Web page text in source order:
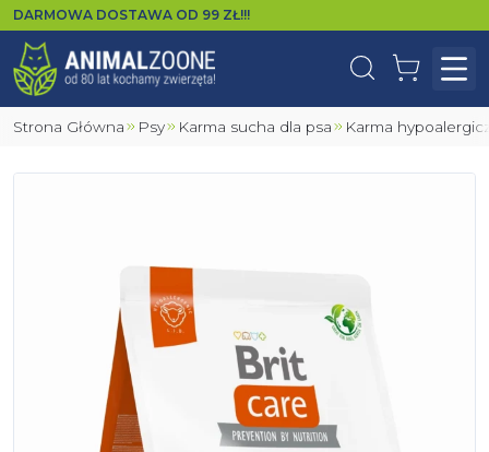
DARMOWA DOSTAWA OD 99 ZŁ!!!
WyszukajKoszyk
Strona Główna Psy Karma sucha dla psa Karma